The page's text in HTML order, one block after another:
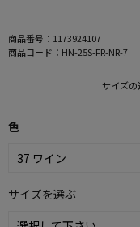
商品番号： 1173924107
商品コード： HN-25S-FR-NR-7
サイズの
色
サイズを選ぶ